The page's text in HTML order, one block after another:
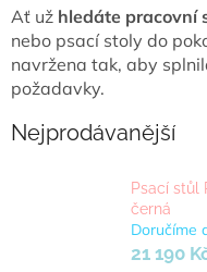
Ať už hledáte pracovní
nebo psací stoly do
navržena tak, aby
požadavky.
Nejprodávanější
Psací stůl
černá
Doručíme
21 190